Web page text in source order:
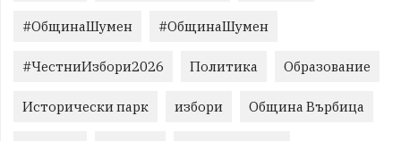
#ОбщинаШумен #ОбщинаШумен
#ЧестниИзбори2026 Политика Образование
Исторически парк избори Община Върбица